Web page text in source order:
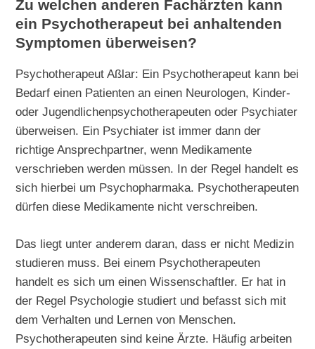
Zu welchen anderen Fachärzten kann
ein Psychotherapeut bei anhaltenden
Symptomen überweisen?
Psychotherapeut Aßlar: Ein Psychotherapeut kann bei
Bedarf einen Patienten an einen Neurologen, Kinder-
oder Jugendlichenpsychotherapeuten oder Psychiater
überweisen. Ein Psychiater ist immer dann der
richtige Ansprechpartner, wenn Medikamente
verschrieben werden müssen. In der Regel handelt es
sich hierbei um Psychopharmaka. Psychotherapeuten
dürfen diese Medikamente nicht verschreiben.
Das liegt unter anderem daran, dass er nicht Medizin
studieren muss. Bei einem Psychotherapeuten
handelt es sich um einen Wissenschaftler. Er hat in
der Regel Psychologie studiert und befasst sich mit
dem Verhalten und Lernen von Menschen.
Psychotherapeuten sind keine Ärzte. Häufig arbeiten